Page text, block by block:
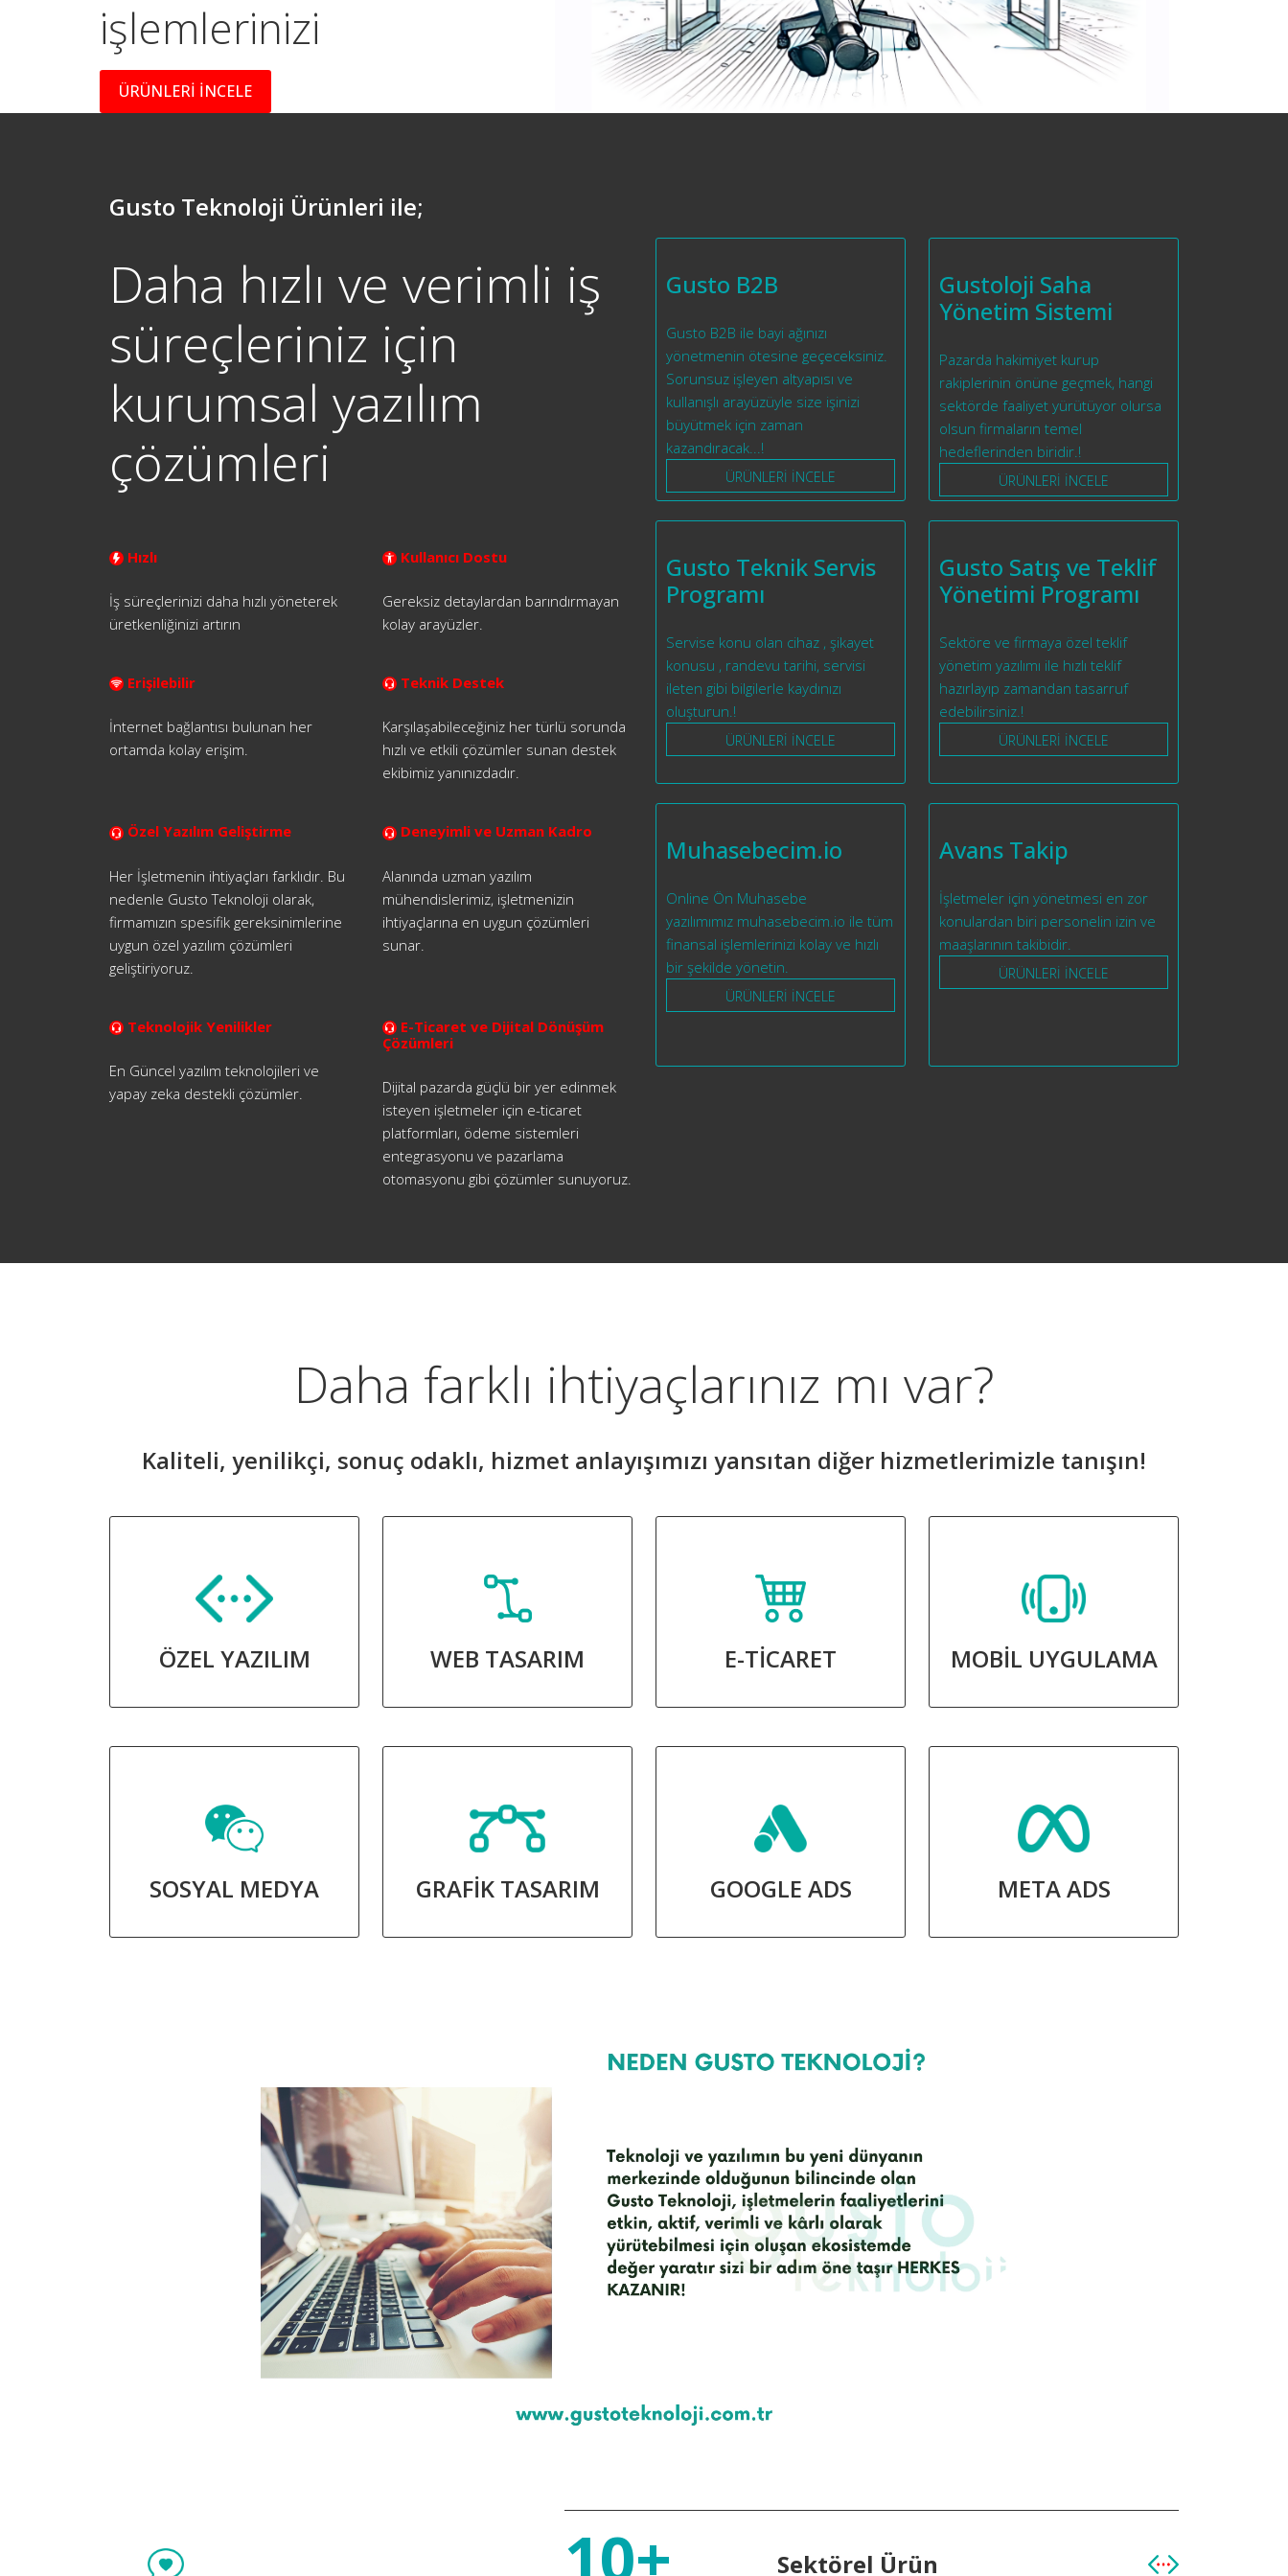
işlemlerinizi
halledin
ÜRÜNLERİ İNCELE
Gusto Teknoloji Ürünleri ile;
Daha hızlı ve verimli iş
süreçleriniz için
kurumsal yazılım
çözümleri
Hızlı
İş süreçlerinizi daha hızlı yöneterek
üretkenliğinizi artırın
Kullanıcı Dostu
Gereksiz detaylardan barındırmayan
kolay arayüzler.
Erişilebilir
İnternet bağlantısı bulunan her
ortamda kolay erişim.
Teknik Destek
Karşılaşabileceğiniz her türlü sorunda
hızlı ve etkili çözümler sunan destek
ekibimiz yanınızdadır.
Özel Yazılım Geliştirme
Her İşletmenin ihtiyaçları farklıdır. Bu
nedenle Gusto Teknoloji olarak,
firmamızın spesifik gereksinimlerine
uygun özel yazılım çözümleri
geliştiriyoruz.
Deneyimli ve Uzman Kadro
Alanında uzman yazılım
mühendislerimiz, işletmenizin
ihtiyaçlarına en uygun çözümleri
sunar.
Teknolojik Yenilikler
En Güncel yazılım teknolojileri ve
yapay zeka destekli çözümler.
E-Ticaret ve Dijital Dönüşüm
Çözümleri
Dijital pazarda güçlü bir yer edinmek
isteyen işletmeler için e-ticaret
platformları, ödeme sistemleri
entegrasyonu ve pazarlama
otomasyonu gibi çözümler sunuyoruz.
Gusto B2B
Gusto B2B ile bayi ağınızı
yönetmenin ötesine geçeceksiniz.
Sorunsuz işleyen altyapısı ve
kullanışlı arayüzüyle size işinizi
büyütmek için zaman
kazandıracak...!
ÜRÜNLERİ İNCELE
Gustoloji Saha
Yönetim Sistemi
Pazarda hakimiyet kurup
rakiplerinin önüne geçmek, hangi
sektörde faaliyet yürütüyor olursa
olsun firmaların temel
hedeflerinden biridir.!
ÜRÜNLERİ İNCELE
Gusto Teknik Servis
Programı
Servise konu olan cihaz , şikayet
konusu , randevu tarihi, servisi
ileten gibi bilgilerle kaydınızı
oluşturun.!
ÜRÜNLERİ İNCELE
Gusto Satış ve Teklif
Yönetimi Programı
Sektöre ve firmaya özel teklif
yönetim yazılımı ile hızlı teklif
hazırlayıp zamandan tasarruf
edebilirsiniz.!
ÜRÜNLERİ İNCELE
Muhasebecim.io
Online Ön Muhasebe
yazılımımız muhasebecim.io ile tüm
finansal işlemlerinizi kolay ve hızlı
bir şekilde yönetin.
ÜRÜNLERİ İNCELE
Avans Takip
İşletmeler için yönetmesi en zor
konulardan biri personelin izin ve
maaşlarının takibidir.
ÜRÜNLERİ İNCELE
Daha farklı ihtiyaçlarınız mı var?
Kaliteli, yenilikçi, sonuç odaklı, hizmet anlayışımızı yansıtan diğer hizmetlerimizle tanışın!
ÖZEL YAZILIM WEB TASARIM E-TİCARET MOBİL UYGULAMA
SOSYAL MEDYA GRAFİK TASARIM GOOGLE ADS META ADS
10+ Sektörel Ürün